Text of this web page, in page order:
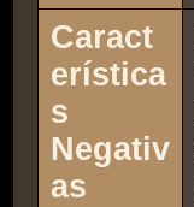
Caract
erística
s
Negativ
as